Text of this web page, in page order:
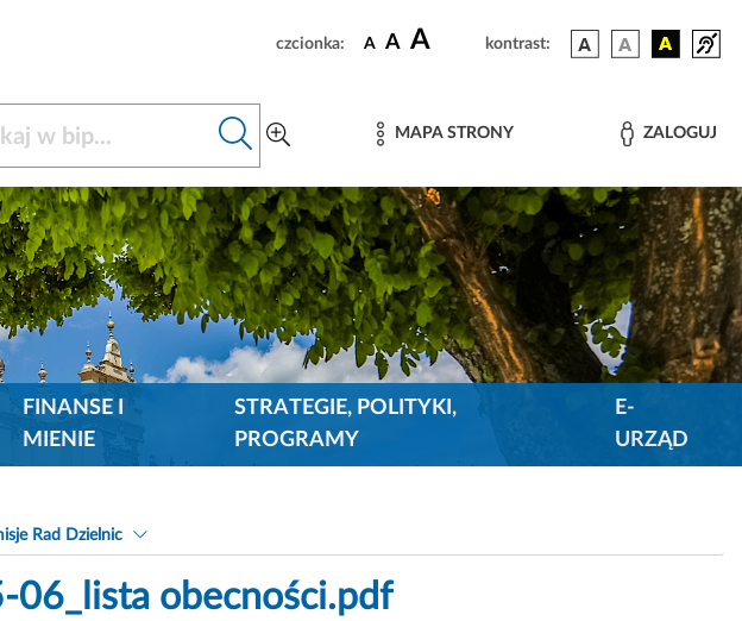
czcionka: A A A kontrast:
MAPA STRONY ZALOGUJ
FINANSE I
MIENIE
STRATEGIE, POLITYKI,
PROGRAMY
E-
URZĄD
Rad Dzielnic
06_lista obecności.pdf